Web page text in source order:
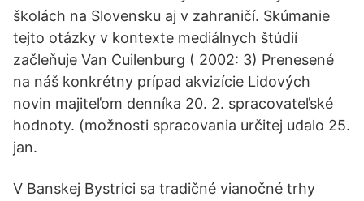
školách na Slovensku aj v zahraničí. Skúmanie
tejto otázky v kontexte mediálnych štúdií
začleňuje Van Cuilenburg ( 2002: 3) Prenesené
na náš konkrétny prípad akvizície Lidových
novin majiteľom denníka 20. 2. spracovateľské
hodnoty. (možnosti spracovania určitej udalo 25.
jan.
V Banskej Bystrici sa tradičné vianočné trhy